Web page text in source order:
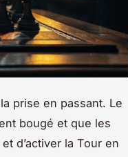
prise en passant. Le
bougé et que les
d’activer la Tour en